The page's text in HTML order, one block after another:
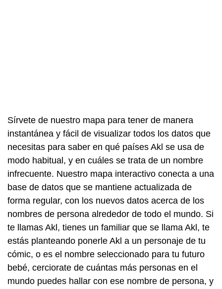
Sírvete de nuestro mapa para tener de manera
instantánea y fácil de visualizar todos los datos que
necesitas para saber en qué países Akl se usa de
modo habitual, y en cuáles se trata de un nombre
infrecuente. Nuestro mapa interactivo conecta a una
base de datos que se mantiene actualizada de
forma regular, con los nuevos datos acerca de los
nombres de persona alrededor de todo el mundo. Si
te llamas Akl, tienes un familiar que se llama Akl, te
estás planteando ponerle Akl a un personaje de tu
cómic, o es el nombre seleccionado para tu futuro
bebé, cerciorate de cuántas más personas en el
mundo puedes hallar con ese nombre de persona, y